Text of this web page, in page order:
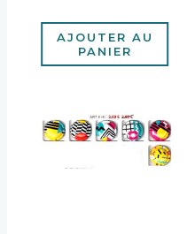
AJOUTER AU
PANIER